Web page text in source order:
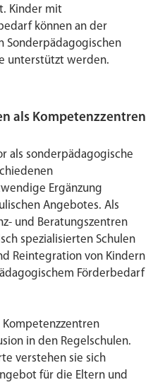
Kinder mit
können an der
Sonderpädagogischen
unterstützt werden.
als Kompetenzzentren
als sonderpädagogische
Ergänzung
Angebotes. Als
und Beratungszentren
spezialisierten Schulen
Reintegration von Kindern
Förderbedarf
in den Regelschulen.
verstehen sie sich
für die Eltern und